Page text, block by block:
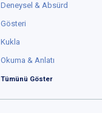
Deneysel & Absürd
Gösteri
Kukla
Okuma & Anlatı
Tümünü Göster